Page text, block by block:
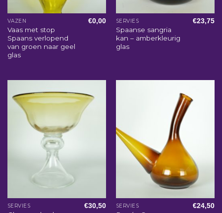
VAZEN
Vaas met stop
Spaans verlopend
van groen naar geel
glas
€0,00 SERVIES
Spaanse sangria
kan – amberkleurig
glas
€23,75
SERVIES €30,50 SERVIES €24,50